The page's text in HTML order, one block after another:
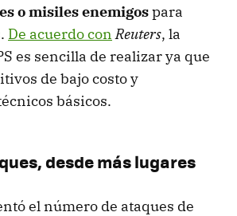
o misiles enemigospara
De acuerdo con Reuters, la
es sencilla de realizar ya que
de bajo costo y
básicos.
desde más lugares
el número de ataques de